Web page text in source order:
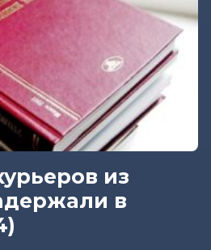
из
в